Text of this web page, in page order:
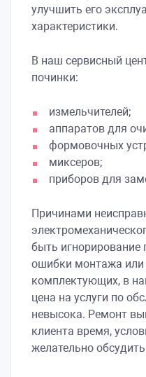
улучшить его
характеристики.
В наш сервисный
починки:
измельчителей;
аппаратов для
формовочных
миксеров;
приборов для
Причинами
быть игнорирование
ошибки монтажа или
комплектующих, в
цена на услуги по
невысока. Ремонт
клиента время,
желательно